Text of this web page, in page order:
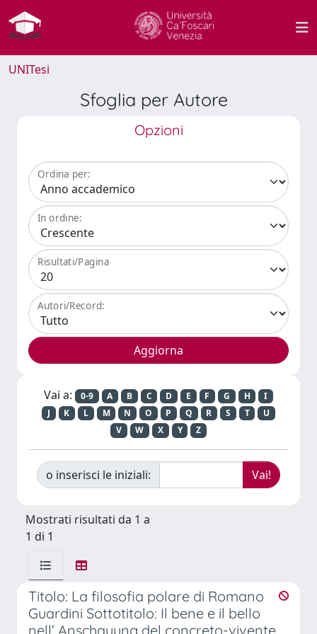
UNITesi
Sfoglia per Autore
Opzioni
Ordina per:
In ordine:
Risultati/Pagina
Autori/Record:
Vai a: 0-9 A B C D E F G H
I
J
K L M N O P Q R S T
U
V
W X Y Z
o inserisci le iniziali:
Mostrati risultati da 1 a
1 di 1
Titolo: La filosofia polare di Romano
Guardini Sottotitolo: Il bene e il bello
nell’ Anschauung del concreto-vivente